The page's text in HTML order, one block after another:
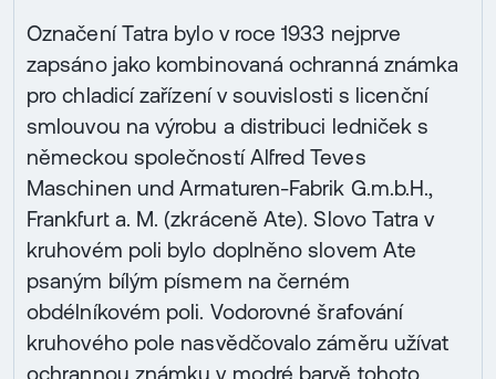
Označení Tatra bylo v roce 1933 nejprve
zapsáno jako kombinovaná ochranná známka
pro chladicí zařízení v souvislosti s licenční
smlouvou na výrobu a distribuci ledniček s
německou společností Alfred Teves
Maschinen und Armaturen-Fabrik G.m.b.H.,
Frankfurt a. M. (zkráceně Ate). Slovo Tatra v
kruhovém poli bylo doplněno slovem Ate
psaným bílým písmem na černém
obdélníkovém poli. Vodorovné šrafování
kruhového pole nasvědčovalo záměru užívat
ochrannou známku v modré barvě tohoto